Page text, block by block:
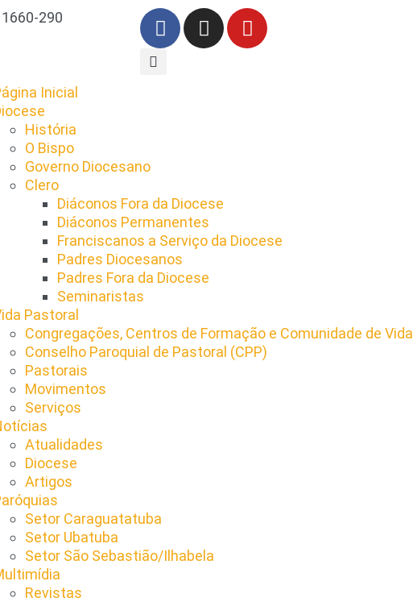
290
Inicial
História
O Bispo
Governo Diocesano
Clero
Diáconos Fora da Diocese
Diáconos Permanentes
Franciscanos a Serviço da Diocese
Padres Diocesanos
Padres Fora da Diocese
Seminaristas
Pastoral
Congregações, Centros de Formação e Comunidade de Vida
Conselho Paroquial de Pastoral (CPP)​
Pastorais
Movimentos
Serviços
Atualidades
Diocese
Artigos
Setor Caraguatatuba
Setor Ubatuba
Setor São Sebastião/Ilhabela
Revistas